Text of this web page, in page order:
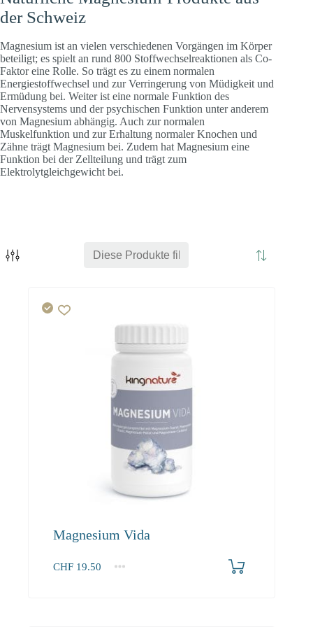
der Schweiz
Magnesium ist an vielen verschiedenen Vorgängen im Körper
beteiligt; es spielt an rund 800 Stoffwechselreaktionen als Co-
Faktor eine Rolle. So trägt es zu einem normalen
Energiestoffwechsel und zur Verringerung von Müdigkeit und
Ermüdung bei. Weiter ist eine normale Funktion des
Nervensystems und der psychischen Funktion unter anderem
von Magnesium abhängig. Auch zur normalen
Muskelfunktion und zur Erhaltung normaler Knochen und
Zähne trägt Magnesium bei. Zudem hat Magnesium eine
Funktion bei der Zellteilung und trägt zum
Elektrolytgleichgewicht bei.
Magnesium Vida
CHF 19.50
1 2-3
4+